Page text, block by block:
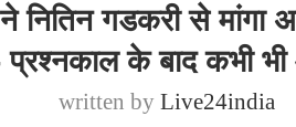
ने नितिन गडकरी से मांगा
प्रश्नकाल के बाद कभी
written byLive24india